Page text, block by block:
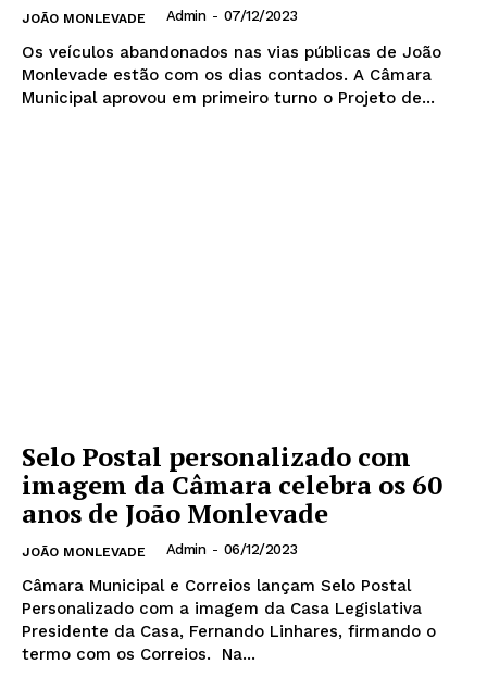
JOÃO MONLEVADE Admin - 07/12/2023
Os veículos abandonados nas vias públicas de João
Monlevade estão com os dias contados. A Câmara
Municipal aprovou em primeiro turno o Projeto de...
Selo Postal personalizado com
imagem da Câmara celebra os 60
anos de João Monlevade
JOÃO MONLEVADE Admin - 06/12/2023
Câmara Municipal e Correios lançam Selo Postal
Personalizado com a imagem da Casa Legislativa
Presidente da Casa, Fernando Linhares, firmando o
termo com os Correios. Na...